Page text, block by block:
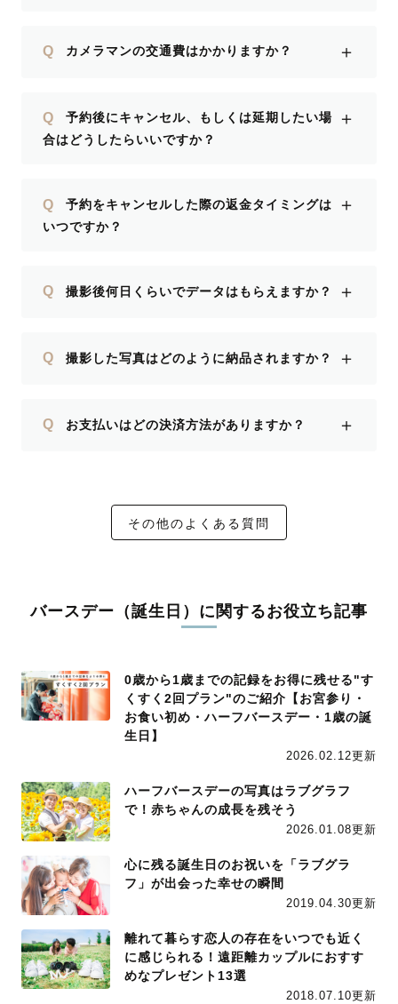
Q カメラマンの交通費はかかりますか？ ＋
Q
予約後にキャンセル、もしくは延期したい場
合はどうしたらいいですか？
＋
Q
予約をキャンセルした際の返金タイミングは
いつですか？
＋
Q 撮影後何日くらいでデータはもらえますか？ ＋
Q 撮影した写真はどのように納品されますか？ ＋
Q お支払いはどの決済方法がありますか？ ＋
その他のよくある質問
バースデー（誕生日）に関するお役立ち記事
0歳から1歳までの記録をお得に残せる"す
くすく2回プラン"のご紹介【お宮参り・
お食い初め・ハーフバースデー・1歳の誕
生日】
2026.02.12更新
ハーフバースデーの写真はラブグラフ
で！赤ちゃんの成長を残そう
2026.01.08更新
心に残る誕生日のお祝いを「ラブグラ
フ」が出会った幸せの瞬間
2019.04.30更新
離れて暮らす恋人の存在をいつでも近く
に感じられる！遠距離カップルにおすす
めなプレゼント13選
2018.07.10更新